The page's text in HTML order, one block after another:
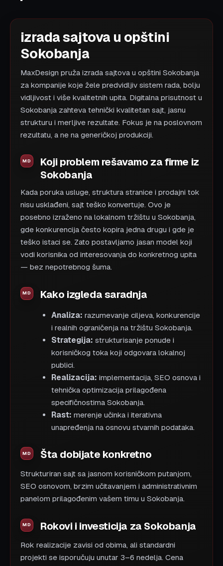
izrada sajtova u opštini
Sokobanja
MaxDesign pruža izrada sajtova u opštini Sokobanja
za kompanije koje žele predvidljiv sistem rada, bolju
vidljivost i više kvalitetnih upita. Digitalna prisutnost u
Sokobanja zahteva tehnički kvalitetan sajt, jasnu
strukturu i merljive rezultate. Fokus je na poslovnom
rezultatu, a ne na generičkoj produkciji.
Koji problem rešavamo za firme iz
Sokobanja
Kada poruka usluge, struktura stranice i prodajni tok
nisu usklađeni, sajt teško konvertuje. Ovo je
posebno izraženo na lokalnom tržištu u Sokobanja,
gde konkurencija često kopira jedna drugu i gde je
teško istaci se. Zato postavljamo jasan model koji
vodi korisnika od interesovanja do konkretnog upita
— bez nepotrebnog šuma.
Kako izgleda saradnja
Analiza: razumevanje ciljeva, konkurencije
i realnih ograničenja na tržištu Sokobanja.
Strategija: strukturisanje ponude i
korisničkog toka koji odgovara lokalnoj
publici.
Realizacija: implementacija, SEO osnova i
tehnička optimizacija prilagođena
specifičnostima Sokobanja.
Rast: merenje učinka i iterativna
unapređenja na osnovu stvarnih podataka.
Šta dobijate konkretno
Strukturiran sajt sa jasnom korisničkom putanjom,
SEO osnovom, brzim učitavanjem i administrativnim
panelom prilagođenim vašem timu u Sokobanja.
Rokovi i investicija za Sokobanja
Rok realizacije zavisi od obima, ali standardni
projekti se isporučuju unutar 3–6 nedelja. Cena